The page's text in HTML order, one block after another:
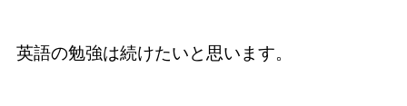
英語の勉強は続けたいと思います。